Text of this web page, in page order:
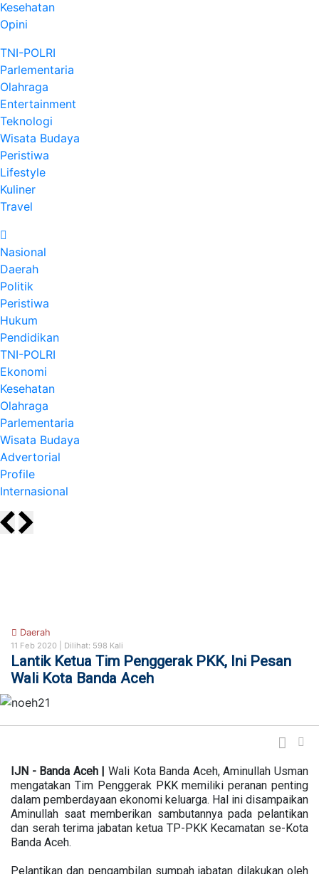
Kesehatan
Opini
TNI-POLRI
Parlementaria
Olahraga
Entertainment
Teknologi
Wisata Budaya
Peristiwa
Lifestyle
Kuliner
Travel
Nasional
Daerah
Politik
Peristiwa
Hukum
Pendidikan
TNI-POLRI
Ekonomi
Kesehatan
Olahraga
Parlementaria
Wisata Budaya
Advertorial
Profile
Internasional
Daerah
11 Feb 2020 | Dilihat: 598 Kali
Lantik Ketua Tim Penggerak PKK, Ini Pesan
Wali Kota Banda Aceh
IJN - Banda Aceh | Wali Kota Banda Aceh, Aminullah Usman
mengatakan Tim Penggerak PKK memiliki peranan penting
dalam pemberdayaan ekonomi keluarga. Hal ini disampaikan
Aminullah saat memberikan sambutannya pada pelantikan
dan serah terima jabatan ketua TP-PKK Kecamatan se-Kota
Banda Aceh.
Pelantikan dan pengambilan sumpah jabatan dilakukan oleh